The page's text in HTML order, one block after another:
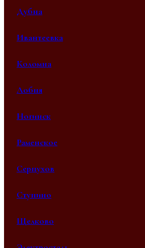
Дубна
Ивантеевка
Коломна
Лобня
Ногинск
Раменское
Серпухов
Ступино
Щелково